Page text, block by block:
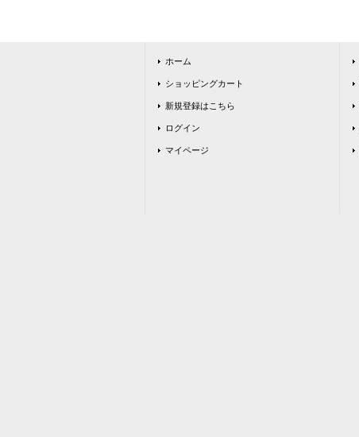
ホーム
ショッピングカート
新規登録はこちら
ログイン
マイページ